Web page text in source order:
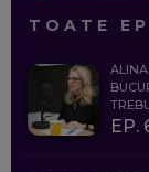
TOATE
EP.